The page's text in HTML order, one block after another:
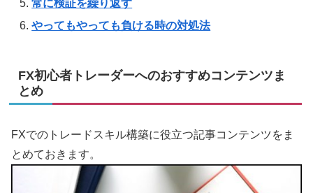
常に検証を繰り返す
やってもやっても負ける時の対処法
FX初心者トレーダーへのおすすめコンテンツま
とめ
FXでのトレードスキル構築に役立つ記事コンテンツをま
とめておきます。